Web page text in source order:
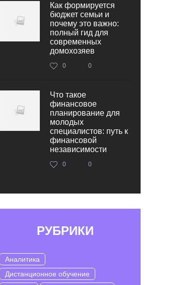
Как формируется
бюджет семьи и
почему это важно:
полный гид для
современных
домохозяев
0 0
Что такое
финансовое
планирование для
молодых
специалистов: путь к
финансовой
независимости
0 0
РУБРИКИ
Аналитика
Дистанционное обучение